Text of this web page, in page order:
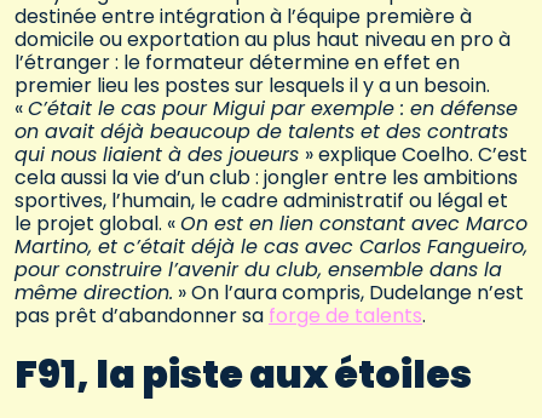
destinée entre intégration à l’équipe première à
domicile ou exportation au plus haut niveau en pro à
l’étranger : le formateur détermine en effet en
premier lieu les postes sur lesquels il y a un besoin.
«C’était le cas pour Migui par exemple : en défense
on avait déjà beaucoup de talents et des contrats
qui nous liaient à des joueurs » explique Coelho. C’est
cela aussi la vie d’un club : jongler entre les ambitions
sportives, l’humain, le cadre administratif ou légal et
le projet global. «On est en lien constant avec Marco
Martino, et c’était déjà le cas avec Carlos Fangueiro,
pour construire l’avenir du club, ensemble dans la
même direction. » On l’aura compris, Dudelange n’est
pas prêt d’abandonner sa forge de talents.
F91, la piste aux étoiles